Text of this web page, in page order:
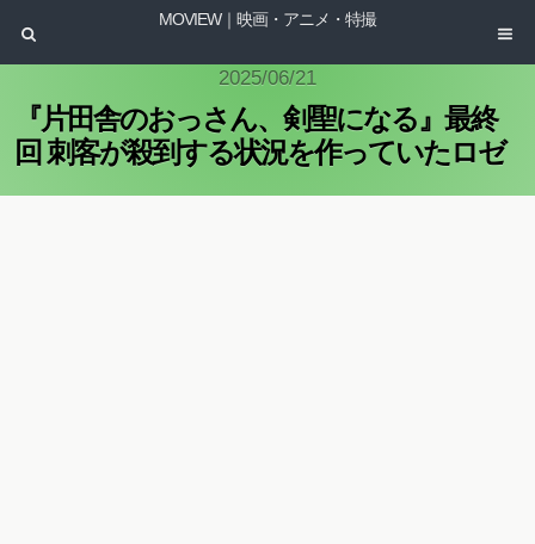
MOVIEW｜映画・アニメ・特撮
2025/06/21
『片田舎のおっさん、剣聖になる』最終
回 刺客が殺到する状況を作っていたロゼ